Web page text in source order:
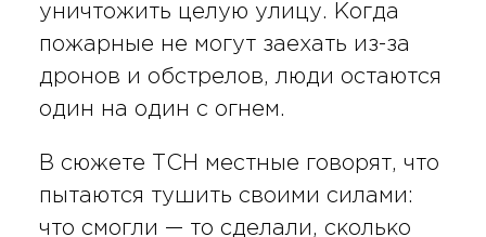
уничтожить целую улицу. Когда
пожарные не могут заехать из-за
дронов и обстрелов, люди остаются
один на один с огнем.
В сюжете ТСН местные говорят, что
пытаются тушить своими силами:
что смогли — то сделали, сколько